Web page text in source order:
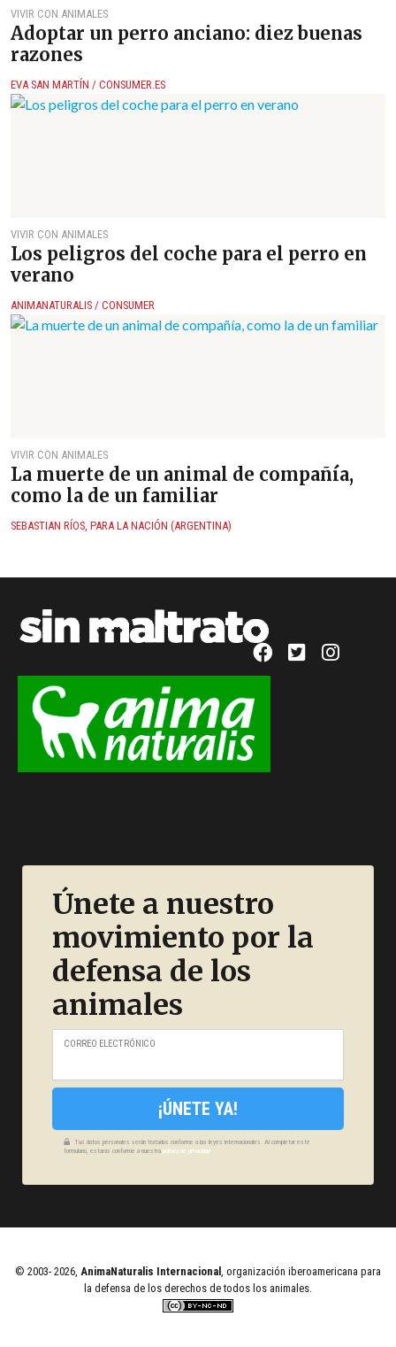
VIVIR CON ANIMALES
Adoptar un perro anciano: diez buenas
razones
EVA SAN MARTÍN / CONSUMER.ES
VIVIR CON ANIMALES
Los peligros del coche para el perro en
verano
ANIMANATURALIS / CONSUMER
VIVIR CON ANIMALES
La muerte de un animal de compañía,
como la de un familiar
SEBASTIAN RÍOS, PARA LA NACIÓN (ARGENTINA)
Únete a nuestro
movimiento por la
defensa de los
animales
CORREO ELECTRÓNICO
¡ÚNETE YA!
Tus datos personales serán tratados conforme a las leyes internacionales. Al completar este
formulario, estarás conforme a nuestrapolítica de privacidad
© 2003- 2026, AnimaNaturalis Internacional , organización iberoamericana para
la defensa de los derechos de todos los animales.